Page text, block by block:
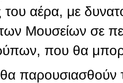
του αέρα, με
Μουσείων σε
που θα